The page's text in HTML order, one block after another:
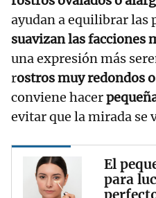
ayudan a equilibrar las
suavizan las facciones
una expresión más
rostros muy redondos
conviene hacer
evitar que la mirada se
El
para